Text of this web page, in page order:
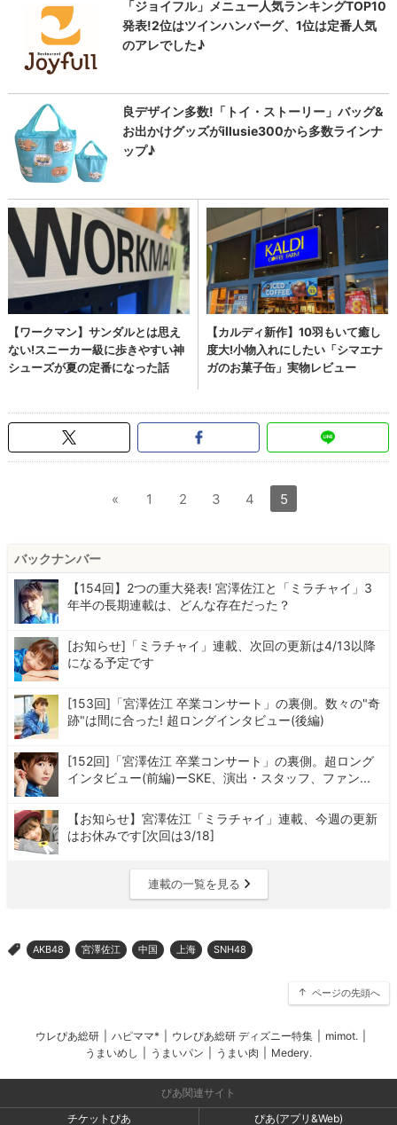
« 1 2 3 4 5
バックナンバー
【154回】2つの重大発表! 宮澤佐江と「ミラチャイ」3
年半の長期連載は、どんな存在だった？
[お知らせ]「ミラチャイ」連載、次回の更新は4/13以降
になる予定です
[153回]「宮澤佐江 卒業コンサート」の裏側。数々の"奇
跡"は間に合った! 超ロングインタビュー(後編)
[152回]「宮澤佐江 卒業コンサート」の裏側。超ロング
インタビュー(前編)ーSKE、演出・スタッフ、ファン...
【お知らせ】宮澤佐江「ミラチャイ」連載、今週の更新
はお休みです[次回は3/18]
連載の一覧を見る
> AKB48 宮澤佐江 中国 上海 SNH48
ページの先頭へ
ウレぴあ総研 ハピママ* ウレぴあ総研 ディズニー特集 mimot.
うまいめし
うまいパン うまい肉 Medery.
ぴあ関連サイト
チケットぴあ
ぴあ(アプリ&Web)